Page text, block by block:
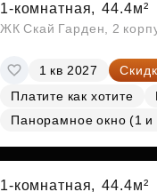
1-комнатная, 44.4м²
ЖК Скай Гарден, 2
1 кв 2027
Платите как хотите
Панорамное окно (1 и
1-комнатная, 44.4м²